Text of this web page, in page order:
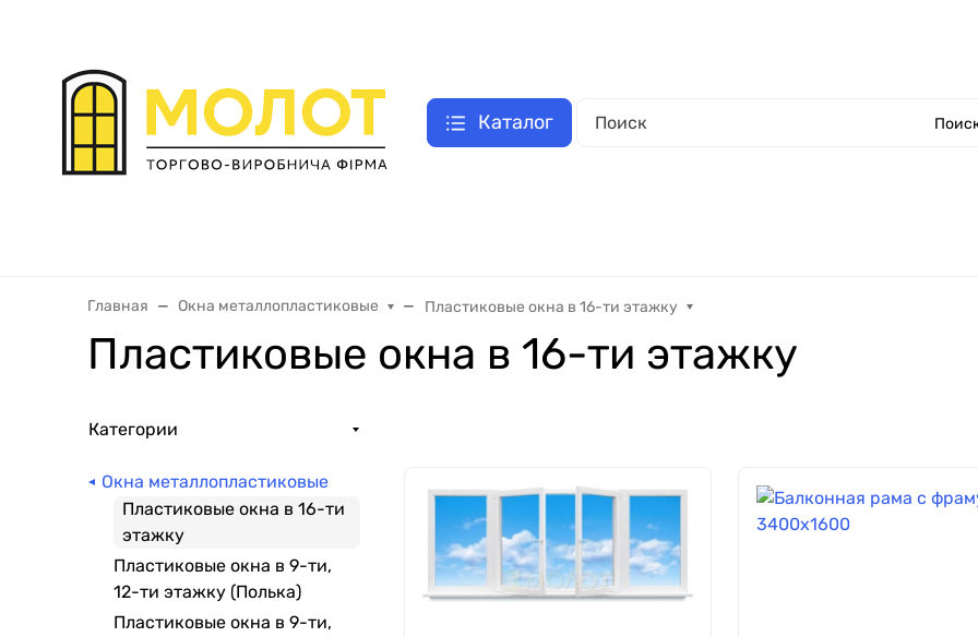
Каталог
Главная Окна металлопластиковые Пластиковые окна в 16-ти этажку
Пластиковые окна в 16-ти этажку
Категории
Окна металлопластиковые
Пластиковые окна в 16-ти
этажку
Пластиковые окна в 9-ти,
12-ти этажку (Полька)
Пластиковые окна в 9-ти,